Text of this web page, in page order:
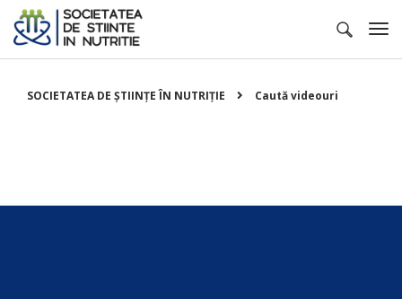
SOCIETATEA DE ȘTIINȚE ÎN NUTRIȚIE Caută videouri